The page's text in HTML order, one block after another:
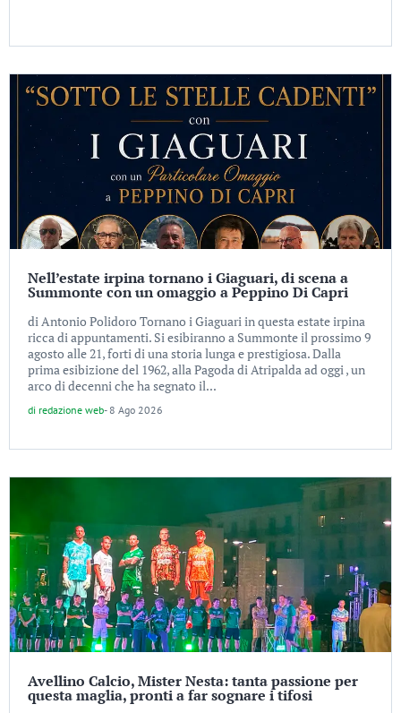
Nell’estate irpina tornano i Giaguari, di scena a
Summonte con un omaggio a Peppino Di Capri
di Antonio Polidoro Tornano i Giaguari in questa estate irpina
ricca di appuntamenti. Si esibiranno a Summonte il prossimo 9
agosto alle 21, forti di una storia lunga e prestigiosa. Dalla
prima esibizione del 1962, alla Pagoda di Atripalda ad oggi , un
arco di decenni che ha segnato il...
di redazione web- 8 Ago 2026
Avellino Calcio, Mister Nesta: tanta passione per
questa maglia, pronti a far sognare i tifosi